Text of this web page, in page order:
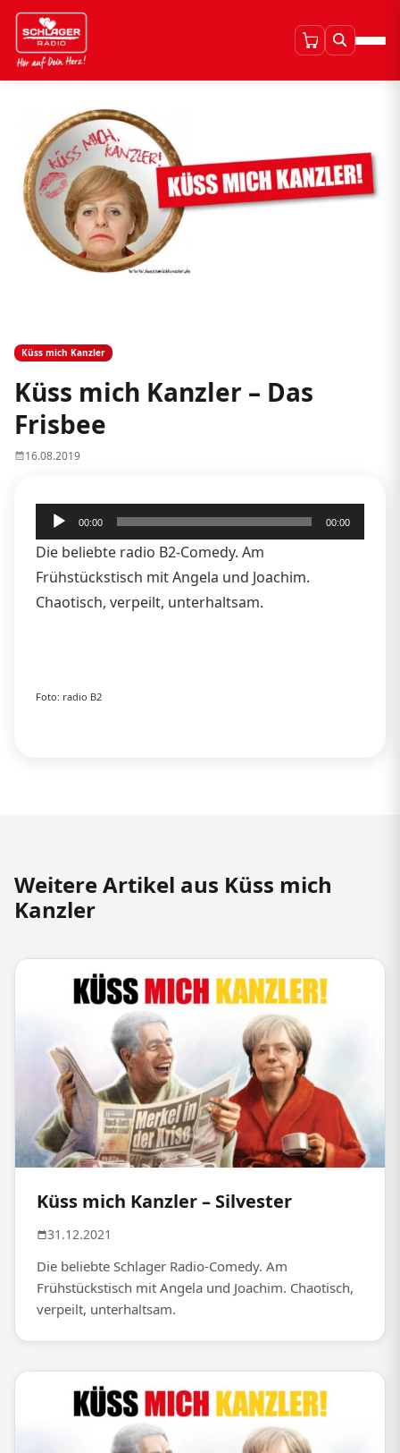
Küss mich Kanzler
Küss mich Kanzler – Das
Frisbee
16.08.2019
Audio-
Player
00:00 00:00
Die beliebte radio B2-Comedy. Am
Frühstückstisch mit Angela und Joachim.
Chaotisch, verpeilt, unterhaltsam.
Foto: radio B2
Weitere Artikel aus Küss mich
Kanzler
Küss mich Kanzler – Silvester
31.12.2021
Die beliebte Schlager Radio-Comedy. Am
Frühstückstisch mit Angela und Joachim. Chaotisch,
verpeilt, unterhaltsam.